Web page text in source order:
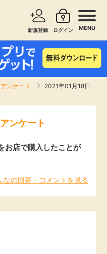
新規登録 ログイン MENU
ンケート 2021年01月18日
ショッピングで探す
ンケート
お店で購入したことが
なの回答・コメントを見る